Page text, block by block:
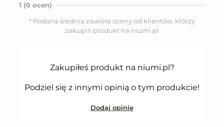
5
n
1 (0 ocen)
* Podana średnia zawiera oceny od klientów, którzy
zakupili produkt na niumi.pl
Zakupiłeś produkt na niumi.pl?
Podziel się z innymi opinią o tym produkcie!
Dodaj opinię